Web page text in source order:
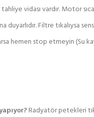
vidası vardır. Motor
duyarlıdır. Filtre tıkalıysa
hemen stop etmeyin (Su
Radyatör petekleri